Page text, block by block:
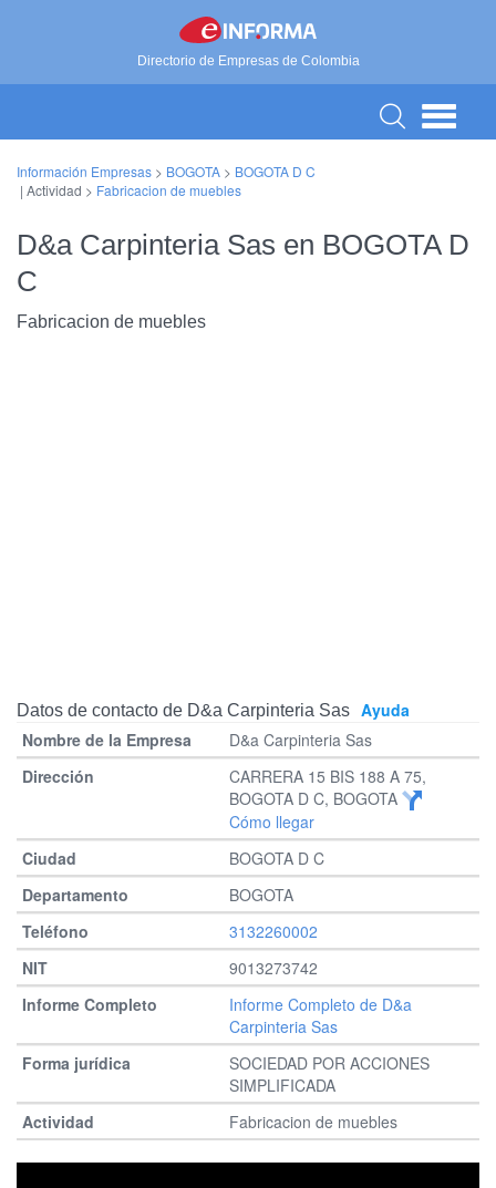
Directorio de Empresas de Colombia
Información Empresas > BOGOTA > BOGOTA D C
| Actividad > Fabricacion de muebles
D&a Carpinteria Sas en BOGOTA D
C
Fabricacion de muebles
Datos de contacto de D&a Carpinteria Sas Ayuda
D&a Carpinteria Sas
CARRERA 15 BIS 188 A 75,
BOGOTA D C, BOGOTA
Cómo llegar
BOGOTA D C
BOGOTA
3132260002
9013273742
Informe Completo de D&a
Carpinteria Sas
SOCIEDAD POR ACCIONES
SIMPLIFICADA
Fabricacion de muebles